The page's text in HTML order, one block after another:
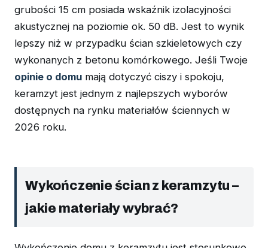
grubości 15 cm posiada wskaźnik izolacyjności
akustycznej na poziomie ok. 50 dB. Jest to wynik
lepszy niż w przypadku ścian szkieletowych czy
wykonanych z betonu komórkowego. Jeśli Twoje
opinie o domu mają dotyczyć ciszy i spokoju,
keramzyt jest jednym z najlepszych wyborów
dostępnych na rynku materiałów ściennych w
2026 roku.
Wykończenie ścian z keramzytu –
jakie materiały wybrać?